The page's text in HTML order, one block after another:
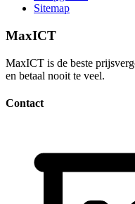
Sitemap
MaxICT
MaxICT is de beste
en betaal nooit te veel.
Contact